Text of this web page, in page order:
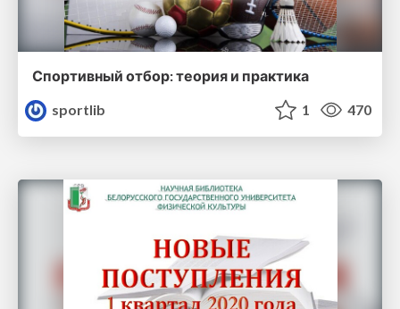
Спортивный отбор: теория и практика
sportlib
1 470